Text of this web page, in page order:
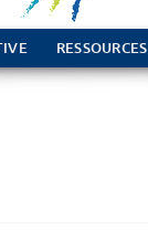
RESSOURCES